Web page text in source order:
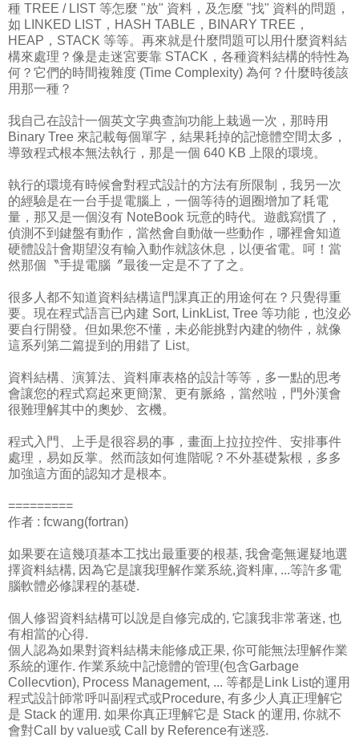
種 TREE / LIST 等怎麼 "放" 資料，及怎麼 "找" 資料的問題，
如 LINKED LIST，HASH TABLE，BINARY TREE，
HEAP，STACK 等等。再來就是什麼問題可以用什麼資料結
構來處理？像是走迷宮要靠 STACK，各種資料結構的特性為
何？它們的時間複雜度 (Time Complexity) 為何？什麼時後該
用那一種？
我自己在設計一個英文字典查詢功能上栽過一次，那時用
Binary Tree 來記載每個單字，結果耗掉的記憶體空間太多，
導致程式根本無法執行，那是一個 640 KB 上限的環境。
執行的環境有時候會對程式設計的方法有所限制，我另一次
的經驗是在一台手提電腦上，一個等待的迴圈增加了耗電
量，那又是一個沒有 NoteBook 玩意的時代。遊戲寫慣了，
偵測不到鍵盤有動作，當然會自動做一些動作，哪裡會知道
硬體設計會期望沒有輸入動作就該休息，以便省電。呵！當
然那個〝手提電腦〞最後一定是不了了之。
很多人都不知道資料結構這門課真正的用途何在？只覺得重
要。現在程式語言已內建 Sort, LinkList, Tree 等功能，也沒必
要自行開發。但如果您不懂，未必能挑對內建的物件，就像
這系列第二篇提到的用錯了 List。
資料結構、演算法、資料庫表格的設計等等，多一點的思考
會讓您的程式寫起來更簡潔、更有脈絡，當然啦，門外漢會
很難理解其中的奧妙、玄機。
程式入門、上手是很容易的事，畫面上拉拉控件、安排事件
處理，易如反掌。然而該如何進階呢？不外基礎紮根，多多
加強這方面的認知才是根本。
=========
作者 : fcwang(fortran)
如果要在這幾項基本工找出最重要的根基, 我會毫無遲疑地選
擇資料結構, 因為它是讓我理解作業系統,資料庫, ...等許多電
腦軟體必修課程的基礎.
個人修習資料結構可以說是自修完成的, 它讓我非常著迷, 也
有相當的心得.
個人認為如果對資料結構未能修成正果, 你可能無法理解作業
系統的運作. 作業系統中記憶體的管理(包含Garbage
Collecvtion), Process Management, ... 等都是Link List的運用
程式設計師常呼叫副程式或Procedure, 有多少人真正理解它
是 Stack 的運用. 如果你真正理解它是 Stack 的運用, 你就不
會對Call by value或 Call by Reference有迷惑.